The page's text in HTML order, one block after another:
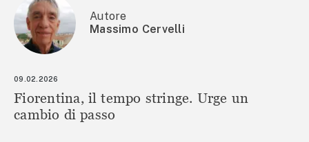
Autore
Massimo Cervelli
09.02.2026
Fiorentina, il tempo stringe. Urge un
cambio di passo